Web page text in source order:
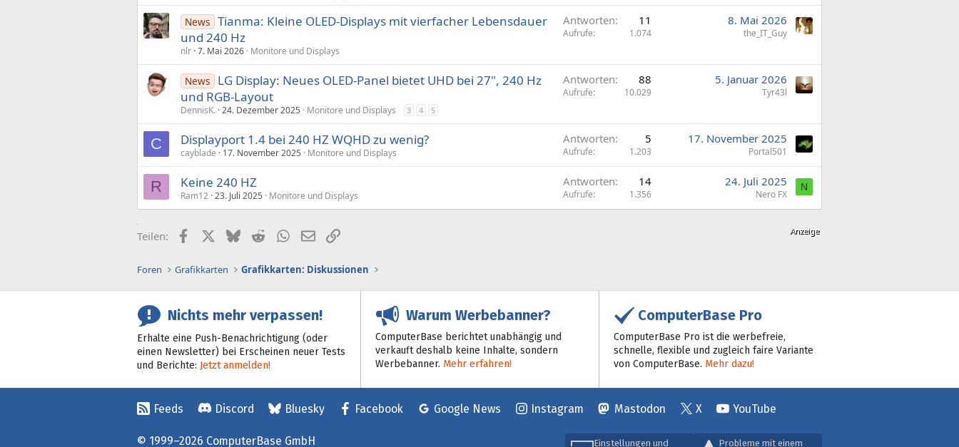
News Tianma: Kleine OLED-Displays mit vierfacher Lebensdauer
und 240 Hz
nlr 7. Mai 2026 Monitore und Displays
Antworten 11
Aufrufe 1.074
8. Mai 2026
the_IT_Guy
News
LG Display: Neues OLED-Panel bietet UHD bei 27", 240 Hz
und RGB-Layout
DennisK. 24. Dezember 2025 Monitore und Displays 3 4 5
Antworten 88
Aufrufe 10.029
5. Januar 2026
Tyr43l
C Displayport 1.4 bei 240 HZ WQHD zu wenig?
cayblade 17. November 2025 Monitore und Displays
Antworten 5
Aufrufe 1.203
17. November 2025
Portal501
R Keine 240 HZ
Ram12 23. Juli 2025 Monitore und Displays
Antworten 14
Aufrufe 1.356
24. Juli 2025
Nero FX
N
Teilen: FacebookX (Twitter)
BlueskyRedditWhatsApp
E-MailLink
Foren Grafikkarten Grafikkarten: Diskussionen
Nichts mehr verpassen!
Erhalte eine Push-Benachrichtigung (oder
einen Newsletter) bei Erscheinen neuer Tests
und Berichte: Jetzt anmelden!
Warum Werbebanner?
ComputerBase berichtet unabhängig und
verkauft deshalb keine Inhalte, sondern
Werbebanner. Mehr erfahren!
ComputerBase Pro
ComputerBase Pro ist die werbefreie,
schnelle, flexible und zugleich faire Variante
von ComputerBase. Mehr dazu!
Feeds Discord Bluesky Facebook Google News Instagram Mastodon X YouTube
Einstellungen und Probleme mit einem
© 1999–2026 ComputerBase GmbH